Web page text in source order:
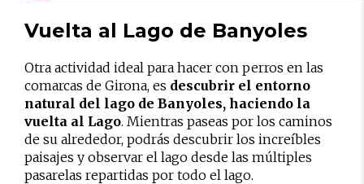
Vuelta al Lago de Banyoles
Otra actividad ideal para hacer con perros en las
comarcas de Girona, es descubrir el entorno
natural del lago de Banyoles, haciendo la
vuelta al Lago. Mientras paseas por los caminos
de su alrededor, podrás descubrir los increíbles
paisajes y observar el lago desde las múltiples
pasarelas repartidas por todo el lago.